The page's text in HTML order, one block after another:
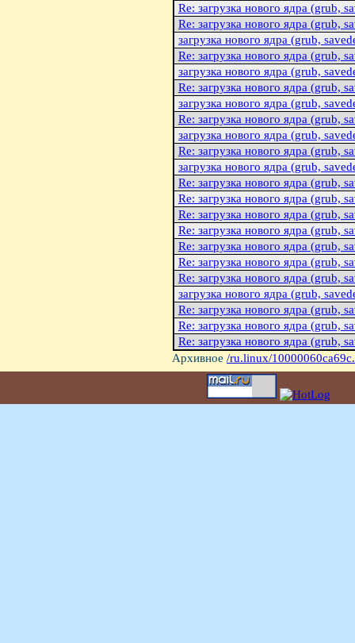
Re: загрузка нового ядра (grub,
Re: загрузка нового ядра (grub,
загрузка нового ядра (grub,
Re: загрузка нового ядра (grub,
загрузка нового ядра (grub,
Re: загрузка нового ядра (grub,
загрузка нового ядра (grub,
Re: загрузка нового ядра (grub,
загрузка нового ядра (grub,
Re: загрузка нового ядра (grub,
загрузка нового ядра (grub,
Re: загрузка нового ядра (grub,
Re: загрузка нового ядра (grub,
Re: загрузка нового ядра (grub,
Re: загрузка нового ядра (grub,
Re: загрузка нового ядра (grub,
Re: загрузка нового ядра (grub,
Re: загрузка нового ядра (grub,
загрузка нового ядра (grub,
Re: загрузка нового ядра (grub,
Re: загрузка нового ядра (grub,
Re: загрузка нового ядра (grub,
Архивное /ru.linux/